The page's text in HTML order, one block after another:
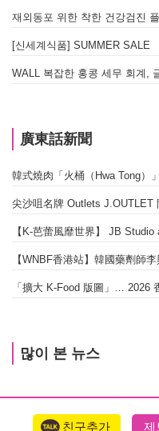
재외동포 위한 착한 건강검진
[신세계식품] SUMMER SALE
廣東話新聞
【WNBF香港站】韓國藥劑師
「擴大 K-Food 版圖」… 2026
많이 본 뉴스
친구추가 제